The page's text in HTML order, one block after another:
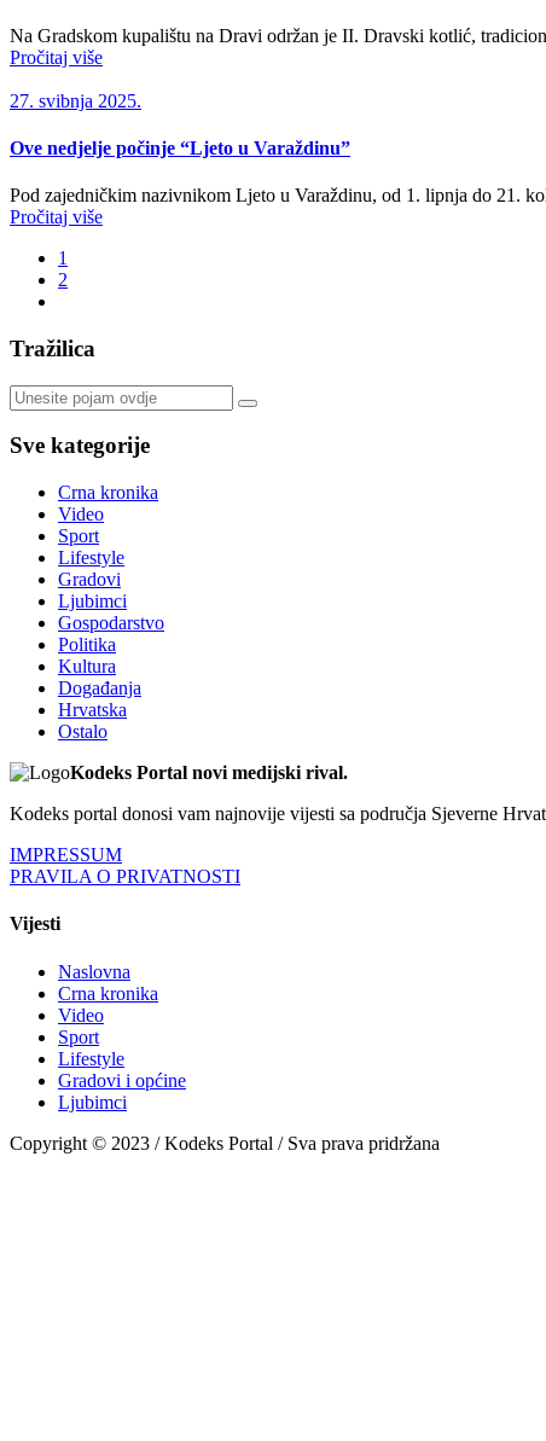
Na Gradskom kupalištu na Dravi održan je II. Dravski kotlić,
Pročitaj više
27. svibnja 2025.
Ove nedjelje počinje “Ljeto u Varaždinu”
Pod zajedničkim nazivnikom Ljeto u Varaždinu, od 1. lipnja do 21.
Pročitaj više
1
2
Tražilica
Sve kategorije
Crna kronika
Video
Sport
Lifestyle
Gradovi
Ljubimci
Gospodarstvo
Politika
Kultura
Događanja
Hrvatska
Ostalo
Kodeks Portal novi medijski rival.
Kodeks portal donosi vam najnovije vijesti sa područja Sjeverne
IMPRESSUM
PRAVILA O PRIVATNOSTI
Vijesti
Naslovna
Crna kronika
Video
Sport
Lifestyle
Gradovi i općine
Ljubimci
Copyright © 2023 / Kodeks Portal / Sva prava pridržana